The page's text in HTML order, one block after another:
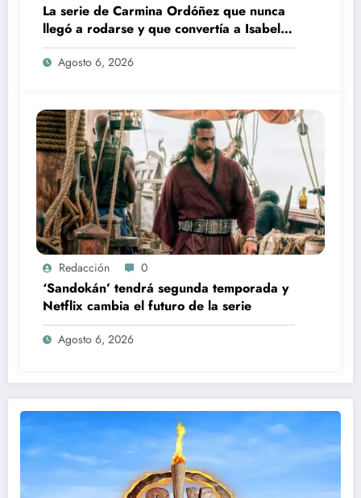
La serie de Carmina Ordóñez que nunca
llegó a rodarse y que convertía a Isabel
Pantoja en la gran antagonista
Agosto 6, 2026
Redacción 0
‘Sandokán’ tendrá segunda temporada y
Netflix cambia el futuro de la serie
Agosto 6, 2026